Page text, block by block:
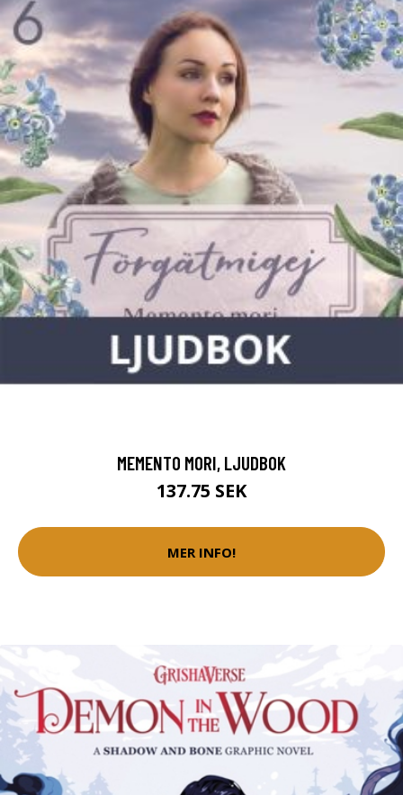
MEMENTO MORI, LJUDBOK
137.75 SEK
MER INFO!